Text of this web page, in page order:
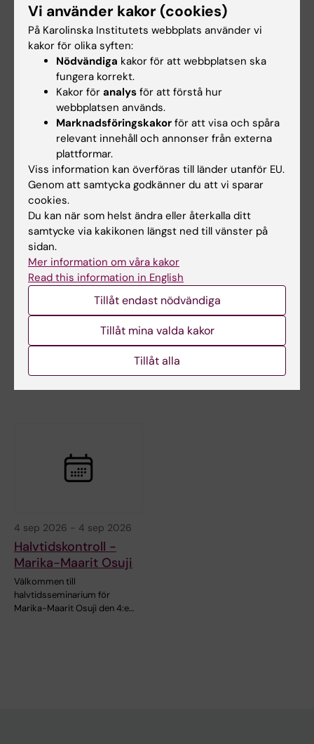
Innehållsgranskare:
Ingeborg Hasselgren
Redaktör:
Miriam Mosesson
Sidan uppdaterad:
2026-05-19
Relaterade events
27 aug 2026
Halvtidsseminarium:
Franziska Steffens
27 aug 2026
Halvtidsseminarium:
Emily Benér
Robotic-assisted
hysterectomy: an evaluation of
4 sep 2026 - 4 sep 2026
Halvtidskontroll -
Marika-Maarit Osuji
Välkommen till
halvtidsseminarium för
Marika-Maarit Osuji den 4:e…
Vi använder kakor (cookies)
På Karolinska Institutets webbplats använder vi
kakor för olika syften:
Nödvändiga kakor för att webbplatsen ska
fungera korrekt.
Kakor för analys för att förstå hur
webbplatsen används.
Marknadsföringskakor för att visa och spåra
relevant innehåll och annonser från externa
plattformar.
Viss information kan överföras till länder utanför EU.
Genom att samtycka godkänner du att vi sparar
cookies.
Du kan när som helst ändra eller återkalla ditt
samtycke via kakikonen längst ned till vänster på
sidan.
Mer information om våra kakor
Read this information in English
Tillåt endast nödvändiga
Tillåt mina valda kakor
Tillåt alla